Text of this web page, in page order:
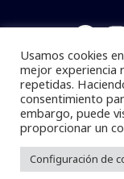
Pymempresario
Se prohibe el
Usamos cookies
mejor experiencia
repetidas.
consentimiento
embargo, puede
proporcionar un
Configuración de